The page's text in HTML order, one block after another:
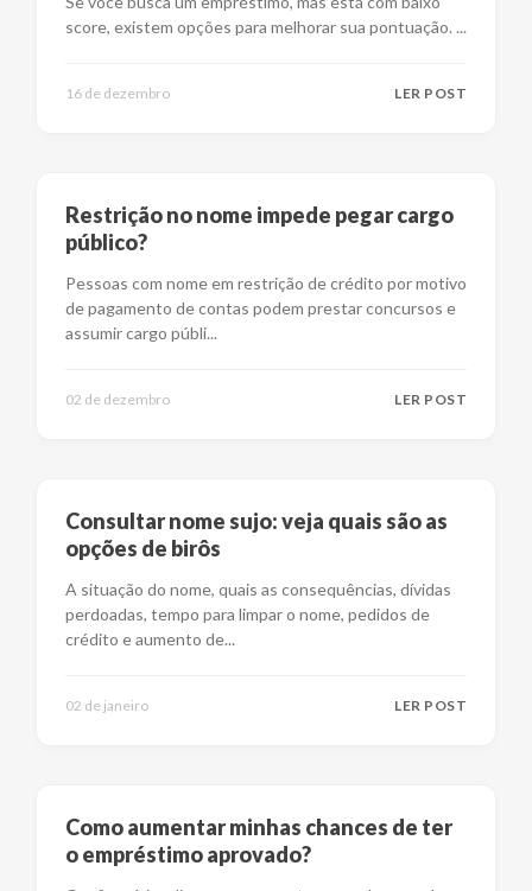
score, existem opções para melhorar sua pontuação. ...
16 de dezembro LER POST
Restrição no nome impede pegar cargo
público?
Pessoas com nome em restrição de crédito por motivo
de pagamento de contas podem prestar concursos e
assumir cargo públi...
02 de dezembro LER POST
Consultar nome sujo: veja quais são as
opções de birôs
A situação do nome, quais as consequências, dívidas
perdoadas, tempo para limpar o nome, pedidos de
crédito e aumento de...
02 de janeiro LER POST
Como aumentar minhas chances de ter
o empréstimo aprovado?